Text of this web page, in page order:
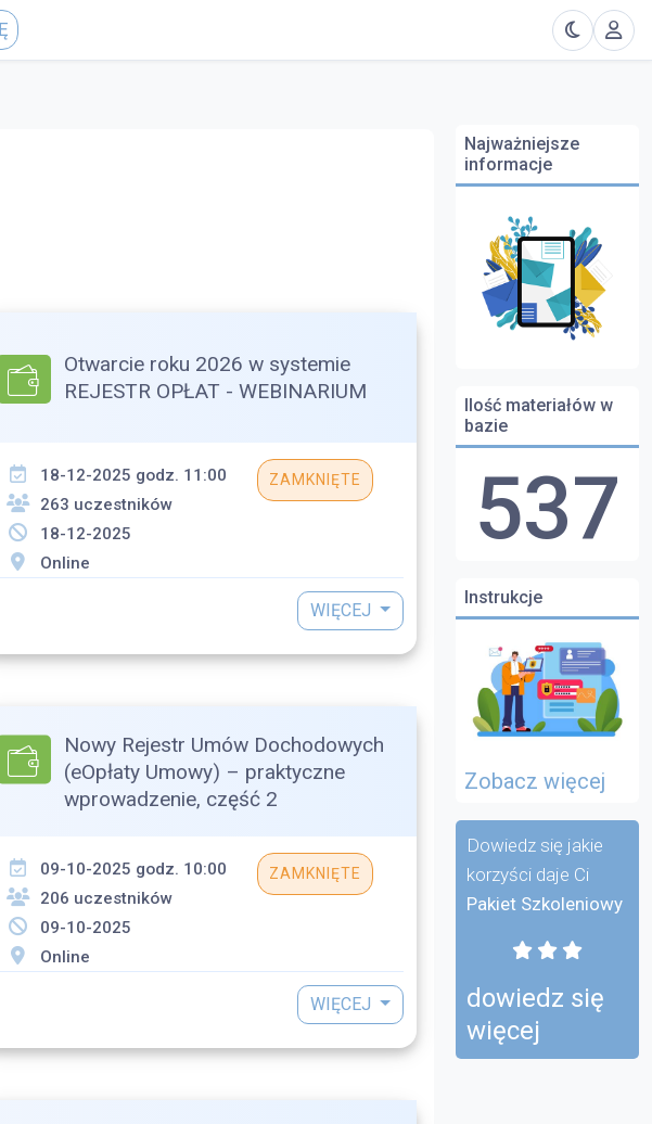
Otwarcie roku 2026 w systemie
REJESTR OPŁAT - WEBINARIUM
ZAMKNIĘTE
18-12-2025 godz. 11:00
263 uczestników
18-12-2025
Online
WIĘCEJ
Nowy Rejestr Umów Dochodowych
(eOpłaty Umowy) – praktyczne
wprowadzenie, część 2
ZAMKNIĘTE
09-10-2025 godz. 10:00
206 uczestników
09-10-2025
Online
WIĘCEJ
Najważniejsze
informacje
Ilość materiałów w
bazie
537
Instrukcje
Zobacz więcej
Dowiedz się jakie
korzyści daje Ci
Pakiet Szkoleniowy
dowiedz się
więcej